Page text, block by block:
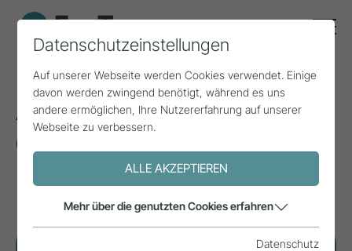
Aktuelle Beiträge aus
der Forschung, Praxis
und aus Projekten.
Datenschutzeinstellungen
Auf unserer Webseite werden Cookies verwendet. Einige
davon werden zwingend benötigt, während es uns
andere ermöglichen, Ihre Nutzererfahrung auf unserer
Webseite zu verbessern.
ALLE AKZEPTIEREN
Mehr über die genutzten Cookies erfahren
Datenschutz